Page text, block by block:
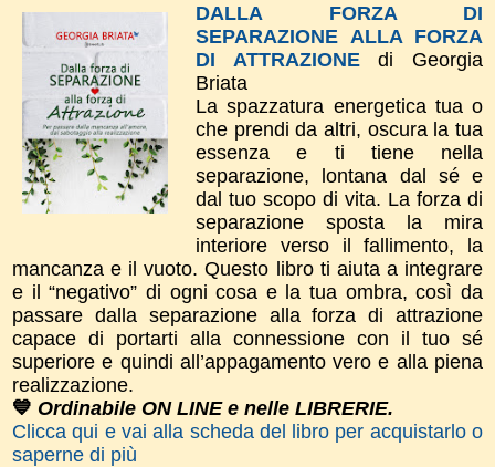
DALLA FORZA DI
SEPARAZIONE ALLA FORZA
DI ATTRAZIONE
di Georgia
Briata
La spazzatura energetica tua o
che prendi da altri, oscura la tua
essenza e ti tiene nella
separazione, lontana dal sé e
dal tuo scopo di vita. La forza di
separazione sposta la mira
interiore verso il fallimento, la
mancanza e il vuoto. Questo libro ti aiuta a integrare
e il “negativo” di ogni cosa e la tua ombra, così da
passare dalla separazione alla forza di attrazione
capace di portarti alla connessione con il tuo sé
superiore e quindi all’appagamento vero e alla piena
realizzazione.
💙 Ordinabile ON LINE e nelle LIBRERIE.
Clicca qui e vai alla scheda del libro per acquistarlo o
saperne di più